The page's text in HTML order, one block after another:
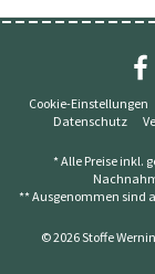
Cookie-Einstellungen
Datenschutz
* Alle Preise inkl.
** Ausgenommen sind
© 2026 Stoffe